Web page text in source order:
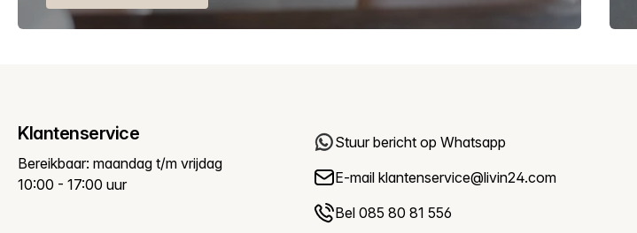
Klantenservice
Bereikbaar: maandag t/m vrijdag
10:00 - 17:00 uur
Stuur bericht op Whatsapp
E-mail klantenservice@livin24.com
Bel 085 80 81 556